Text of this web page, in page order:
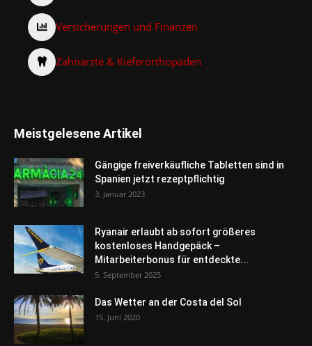
Versicherungen und Finanzen
Zahnärzte & Kieferorthopäden
Meistgelesene Artikel
Gängige freiverkäufliche Tabletten sind in
Spanien jetzt rezeptpflichtig
3. Januar 2023
Ryanair erlaubt ab sofort größeres
kostenloses Handgepäck –
Mitarbeiterbonus für entdeckte...
5. September 2025
Das Wetter an der Costa del Sol
15. Juni 2020